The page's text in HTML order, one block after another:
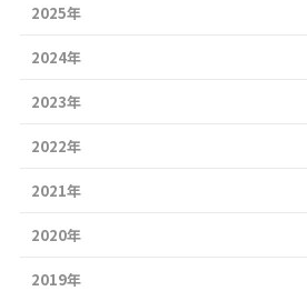
2025年
2024年
2023年
2022年
2021年
2020年
2019年